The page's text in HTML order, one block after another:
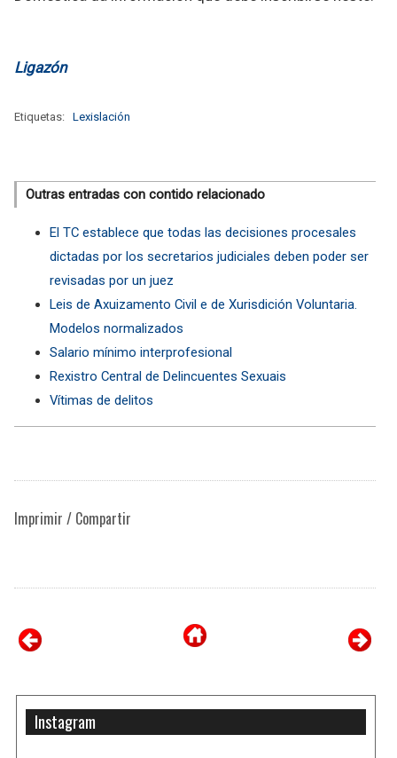
Ligazón
Etiquetas: Lexislación
Outras entradas con contido relacionado
El TC establece que todas las decisiones procesales
dictadas por los secretarios judiciales deben poder ser
revisadas por un juez
Leis de Axuizamento Civil e de Xurisdición Voluntaria.
Modelos normalizados
Salario mínimo interprofesional
Rexistro Central de Delincuentes Sexuais
Vítimas de delitos
Imprimir / Compartir
Instagram